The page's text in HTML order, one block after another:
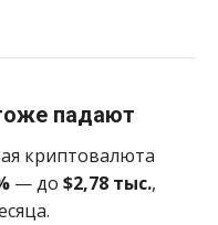
падают
криптовалюта
— до $2,78 тыс.,